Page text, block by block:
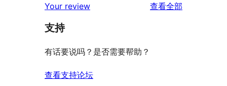
价
评
价
星
评
1
星
价
Your review 查看全部
支持
有话要说吗？是否需要帮助？
查看支持论坛